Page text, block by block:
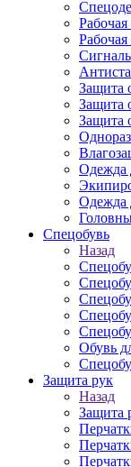
Защита
Защита
Защита
Одежда
Одежда
Спецобувь
Назад
Обувь
Защита рук
Назад
Защита